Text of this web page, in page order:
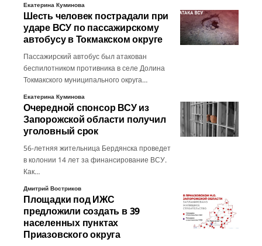
Екатерина Куминова
Шесть человек пострадали при
ударе ВСУ по пассажирскому
автобусу в Токмакском округе
Пассажирский автобус был атакован
беспилотником противника в селе Долина
Токмакского муниципального округа…
Екатерина Куминова
Очередной спонсор ВСУ из
Запорожской области получил
уголовный срок
56-летняя жительница Бердянска проведет
в колонии 14 лет за финансирование ВСУ.
Как…
Дмитрий Востриков
Площадки под ИЖС
предложили создать в 39
населенных пунктах
Приазовского округа